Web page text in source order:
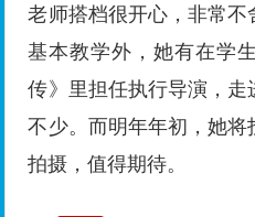
老师搭档很开心，非常不
基本教学外，她有在学
传》里担任执行导演，走
不少。而明年年初，她
拍摄，值得期待。